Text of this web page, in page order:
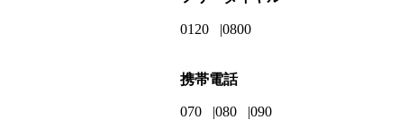
0120 0800
携帯電話
070 080 090